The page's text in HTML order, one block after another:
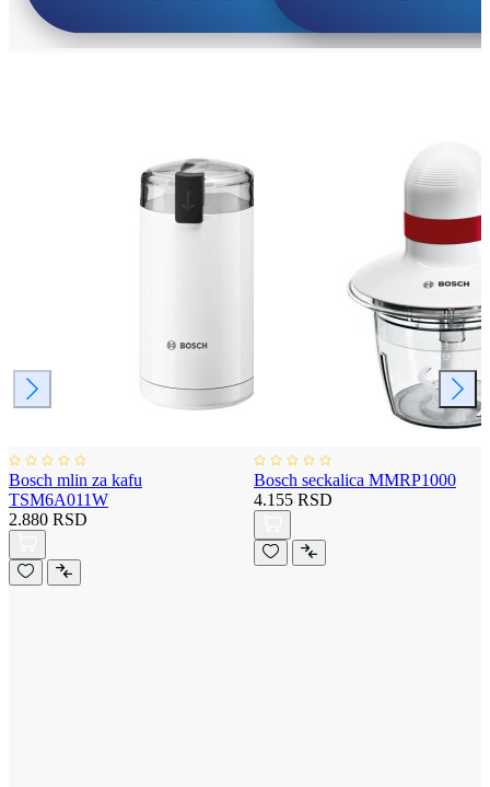
Bosch mlin za kafu
TSM6A011W
2.880 RSD
Bosch seckalica MMRP1000
4.155 RSD